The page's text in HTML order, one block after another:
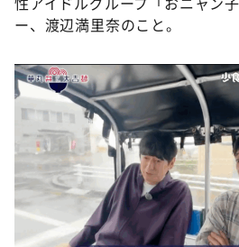
ー、渡辺満里奈のこと。